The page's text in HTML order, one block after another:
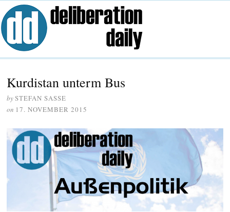
Kurdistan unterm Bus
bySTEFAN SASSE
on 17. NOVEMBER 2015